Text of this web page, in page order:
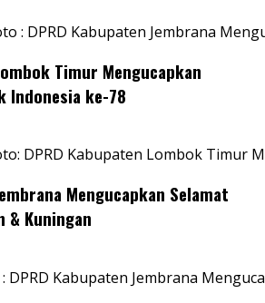
: DPRD Kabupaten Jembrana
Timur Mengucapkan
Indonesia ke-78
DPRD Kabupaten Lombok Timur
Mengucapkan Selamat
& Kuningan
DPRD Kabupaten Jembrana